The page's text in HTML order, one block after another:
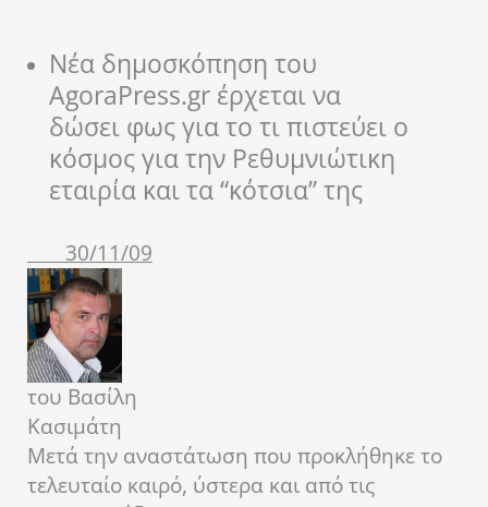
Νέα δημοσκόπηση του
AgoraPress.gr έρχεται να
δώσει φως για το τι πιστεύει ο
κόσμος για την Ρεθυμνιώτικη
εταιρία και τα “κότσια” της
30/11/09
του Βασίλη
Κασιμάτη
Μετά την αναστάτωση που προκλήθηκε το
τελευταίο καιρό, ύστερα και από τις